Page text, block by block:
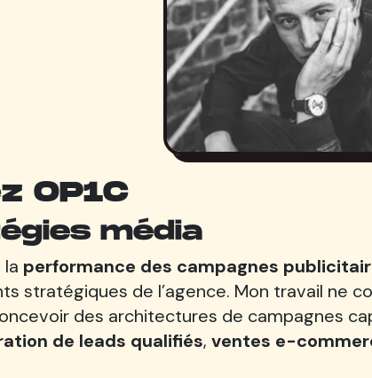
OP1C
média
performance des campagnes
stratégiques de l’agence. Mon travail ne
des architectures de campagnes
de leads qualifiés, ventes e-